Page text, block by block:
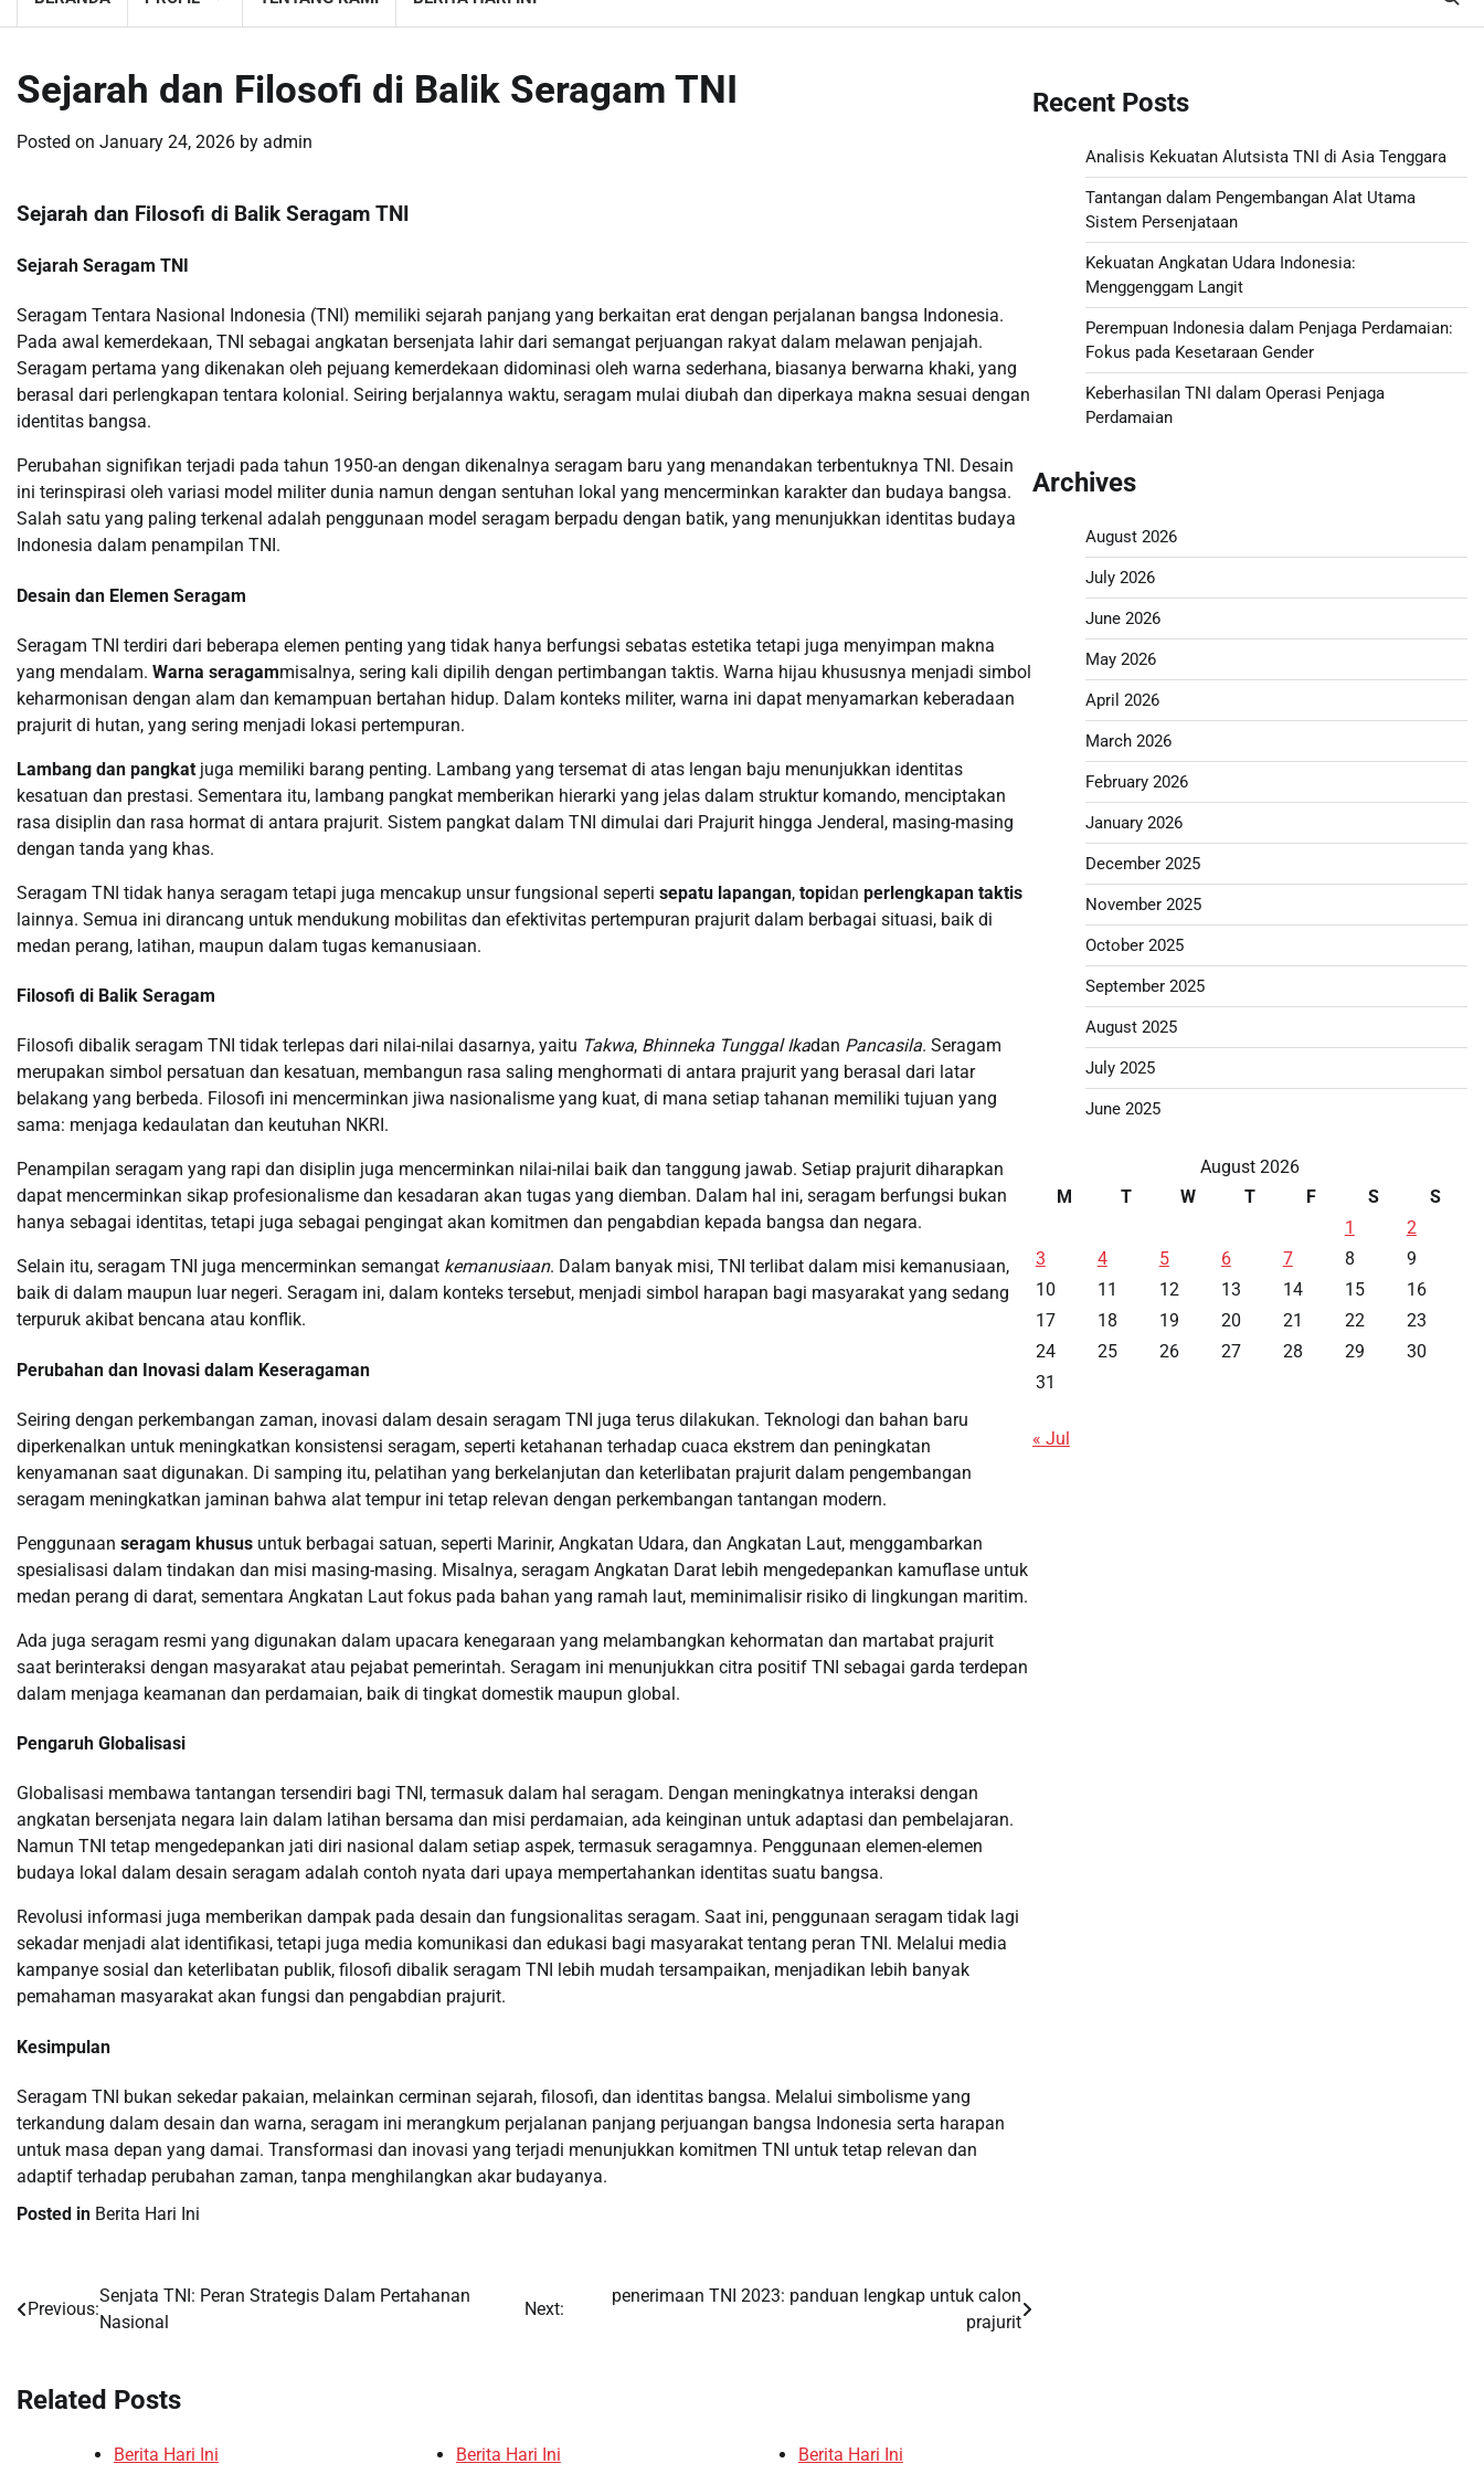
Sejarah dan Filosofi di Balik Seragam TNI
Posted on January 24, 2026 by admin
Sejarah dan Filosofi di Balik Seragam TNI
Sejarah Seragam TNI
Seragam Tentara Nasional Indonesia (TNI) memiliki sejarah panjang yang berkaitan erat dengan perjalanan bangsa Indonesia.
Pada awal kemerdekaan, TNI sebagai angkatan bersenjata lahir dari semangat perjuangan rakyat dalam melawan penjajah.
Seragam pertama yang dikenakan oleh pejuang kemerdekaan didominasi oleh warna sederhana, biasanya berwarna khaki, yang
berasal dari perlengkapan tentara kolonial. Seiring berjalannya waktu, seragam mulai diubah dan diperkaya makna sesuai dengan
identitas bangsa.
Perubahan signifikan terjadi pada tahun 1950-an dengan dikenalnya seragam baru yang menandakan terbentuknya TNI. Desain
ini terinspirasi oleh variasi model militer dunia namun dengan sentuhan lokal yang mencerminkan karakter dan budaya bangsa.
Salah satu yang paling terkenal adalah penggunaan model seragam berpadu dengan batik, yang menunjukkan identitas budaya
Indonesia dalam penampilan TNI.
Desain dan Elemen Seragam
Seragam TNI terdiri dari beberapa elemen penting yang tidak hanya berfungsi sebatas estetika tetapi juga menyimpan makna
yang mendalam. Warna seragammisalnya, sering kali dipilih dengan pertimbangan taktis. Warna hijau khususnya menjadi simbol
keharmonisan dengan alam dan kemampuan bertahan hidup. Dalam konteks militer, warna ini dapat menyamarkan keberadaan
prajurit di hutan, yang sering menjadi lokasi pertempuran.
Lambang dan pangkat juga memiliki barang penting. Lambang yang tersemat di atas lengan baju menunjukkan identitas
kesatuan dan prestasi. Sementara itu, lambang pangkat memberikan hierarki yang jelas dalam struktur komando, menciptakan
rasa disiplin dan rasa hormat di antara prajurit. Sistem pangkat dalam TNI dimulai dari Prajurit hingga Jenderal, masing-masing
dengan tanda yang khas.
Seragam TNI tidak hanya seragam tetapi juga mencakup unsur fungsional seperti sepatu lapangan, topidan perlengkapan taktis
lainnya. Semua ini dirancang untuk mendukung mobilitas dan efektivitas pertempuran prajurit dalam berbagai situasi, baik di
medan perang, latihan, maupun dalam tugas kemanusiaan.
Filosofi di Balik Seragam
Filosofi dibalik seragam TNI tidak terlepas dari nilai-nilai dasarnya, yaitu Takwa, Bhinneka Tunggal Ikadan Pancasila. Seragam
merupakan simbol persatuan dan kesatuan, membangun rasa saling menghormati di antara prajurit yang berasal dari latar
belakang yang berbeda. Filosofi ini mencerminkan jiwa nasionalisme yang kuat, di mana setiap tahanan memiliki tujuan yang
sama: menjaga kedaulatan dan keutuhan NKRI.
Penampilan seragam yang rapi dan disiplin juga mencerminkan nilai-nilai baik dan tanggung jawab. Setiap prajurit diharapkan
dapat mencerminkan sikap profesionalisme dan kesadaran akan tugas yang diemban. Dalam hal ini, seragam berfungsi bukan
hanya sebagai identitas, tetapi juga sebagai pengingat akan komitmen dan pengabdian kepada bangsa dan negara.
Selain itu, seragam TNI juga mencerminkan semangat kemanusiaan. Dalam banyak misi, TNI terlibat dalam misi kemanusiaan,
baik di dalam maupun luar negeri. Seragam ini, dalam konteks tersebut, menjadi simbol harapan bagi masyarakat yang sedang
terpuruk akibat bencana atau konflik.
Perubahan dan Inovasi dalam Keseragaman
Seiring dengan perkembangan zaman, inovasi dalam desain seragam TNI juga terus dilakukan. Teknologi dan bahan baru
diperkenalkan untuk meningkatkan konsistensi seragam, seperti ketahanan terhadap cuaca ekstrem dan peningkatan
kenyamanan saat digunakan. Di samping itu, pelatihan yang berkelanjutan dan keterlibatan prajurit dalam pengembangan
seragam meningkatkan jaminan bahwa alat tempur ini tetap relevan dengan perkembangan tantangan modern.
Penggunaan seragam khusus untuk berbagai satuan, seperti Marinir, Angkatan Udara, dan Angkatan Laut, menggambarkan
spesialisasi dalam tindakan dan misi masing-masing. Misalnya, seragam Angkatan Darat lebih mengedepankan kamuflase untuk
medan perang di darat, sementara Angkatan Laut fokus pada bahan yang ramah laut, meminimalisir risiko di lingkungan maritim.
Ada juga seragam resmi yang digunakan dalam upacara kenegaraan yang melambangkan kehormatan dan martabat prajurit
saat berinteraksi dengan masyarakat atau pejabat pemerintah. Seragam ini menunjukkan citra positif TNI sebagai garda terdepan
dalam menjaga keamanan dan perdamaian, baik di tingkat domestik maupun global.
Pengaruh Globalisasi
Globalisasi membawa tantangan tersendiri bagi TNI, termasuk dalam hal seragam. Dengan meningkatnya interaksi dengan
angkatan bersenjata negara lain dalam latihan bersama dan misi perdamaian, ada keinginan untuk adaptasi dan pembelajaran.
Namun TNI tetap mengedepankan jati diri nasional dalam setiap aspek, termasuk seragamnya. Penggunaan elemen-elemen
budaya lokal dalam desain seragam adalah contoh nyata dari upaya mempertahankan identitas suatu bangsa.
Revolusi informasi juga memberikan dampak pada desain dan fungsionalitas seragam. Saat ini, penggunaan seragam tidak lagi
sekadar menjadi alat identifikasi, tetapi juga media komunikasi dan edukasi bagi masyarakat tentang peran TNI. Melalui media
kampanye sosial dan keterlibatan publik, filosofi dibalik seragam TNI lebih mudah tersampaikan, menjadikan lebih banyak
pemahaman masyarakat akan fungsi dan pengabdian prajurit.
Kesimpulan
Seragam TNI bukan sekedar pakaian, melainkan cerminan sejarah, filosofi, dan identitas bangsa. Melalui simbolisme yang
terkandung dalam desain dan warna, seragam ini merangkum perjalanan panjang perjuangan bangsa Indonesia serta harapan
untuk masa depan yang damai. Transformasi dan inovasi yang terjadi menunjukkan komitmen TNI untuk tetap relevan dan
adaptif terhadap perubahan zaman, tanpa menghilangkan akar budayanya.
Posted in Berita Hari Ini
Post
Previous:
Senjata TNI: Peran Strategis Dalam Pertahanan
Nasional
Next:
penerimaan TNI 2023: panduan lengkap untuk calon
prajurit
Related Posts
Berita Hari Ini Berita Hari Ini Berita Hari Ini
Recent Posts
Analisis Kekuatan Alutsista TNI di Asia Tenggara
Tantangan dalam Pengembangan Alat Utama
Sistem Persenjataan
Kekuatan Angkatan Udara Indonesia:
Menggenggam Langit
Perempuan Indonesia dalam Penjaga Perdamaian:
Fokus pada Kesetaraan Gender
Keberhasilan TNI dalam Operasi Penjaga
Perdamaian
Archives
August 2026
July 2026
June 2026
May 2026
April 2026
March 2026
February 2026
January 2026
December 2025
November 2025
October 2025
September 2025
August 2025
July 2025
June 2025
August 2026
M
T W T F S
S
1
2
3
4 5 6 7 8
9
10
11 12 13 14 15
16
17
18 19 20 21 22
23
24
25 26 27 28 29
30
31
« Jul